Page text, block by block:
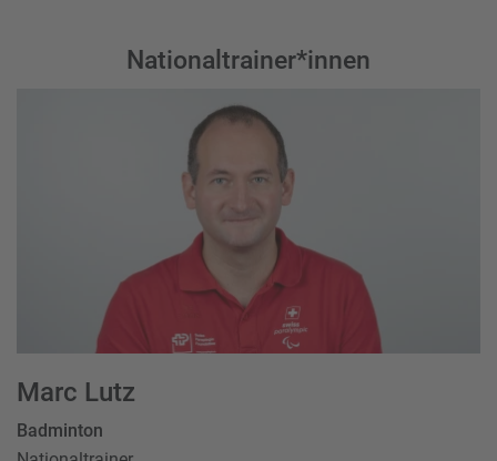
Nationaltrainer*innen
Marc Lutz
Badminton